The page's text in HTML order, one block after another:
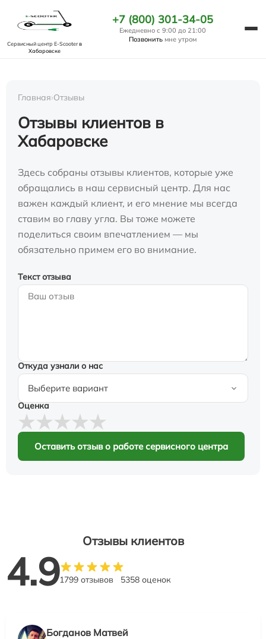
Сервисный центр E-Scooterв
Хабаровске
+7 (800) 301-34-05
Ежедневно с 9:00 до 21:00
Позвонить мне утром
Главная›Отзывы
Отзывы клиентов в
Хабаровске
Здесь собраны отзывы клиентов, которые уже
обращались в наш сервисный центр. Для нас
важен каждый клиент, и его мнение мы всегда
ставим во главу угла. Вы тоже можете
поделиться своим впечатлением — мы
обязательно примем его во внимание.
Текст отзыва
Откуда узнали о нас
Оценка
Оставить отзыв о работе сервисного центра
Отзывы клиентов
4.91799 отзывов 5358 оценок
Богданов Матвей